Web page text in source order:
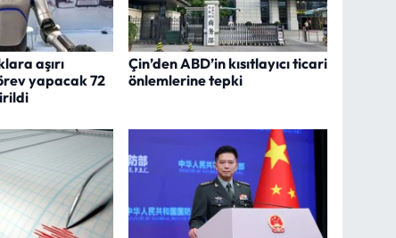
aşırı
yapacak 72
Çin’den ABD’in kısıtlayıcı ticari
önlemlerine tepki